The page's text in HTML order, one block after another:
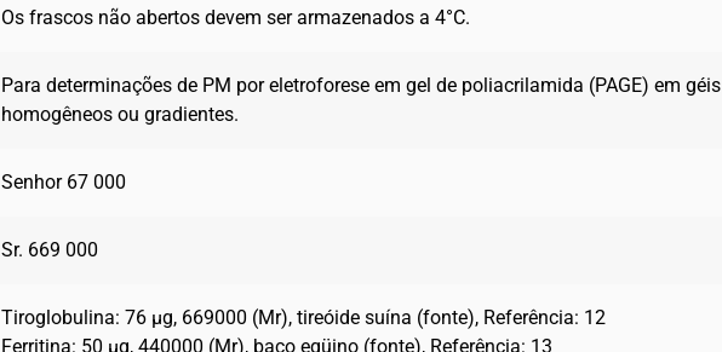
Os frascos não abertos devem ser armazenados a 4°C.
Para determinações de PM por eletroforese em gel de poliacrilamida (PAGE) em géis
homogêneos ou gradientes.
Senhor 67 000
Sr. 669 000
Tiroglobulina: 76 µg, 669000 (Mr), tireóide suína (fonte), Referência: 12
Ferritina: 50 µg, 440000 (Mr), baço eqüino (fonte), Referência: 13